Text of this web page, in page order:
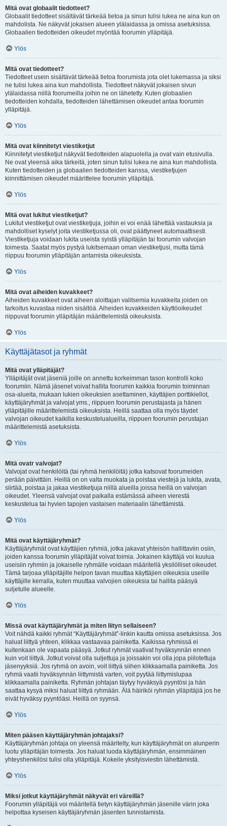
Mitä ovat globaalit tiedotteet?
Globaalit tiedotteet sisältävät tärkeää tietoa ja sinun tulisi lukea ne aina kun on
mahdolista. Ne näkyvät jokaisen alueen ylälaidassa ja omissa asetuksissa.
Globaalien tiedotteiden oikeudet myöntää foorumin ylläpitäjä.
Ylös
Mitä ovat tiedotteet?
Tiedotteet usein sisältävät tärkeää tietoa foorumista jota olet lukemassa ja siksi
ne tulisi lukea aina kun mahdollista. Tiedotteet näkyvät jokaisen sivun
ylälaidassa niillä foorumeilla joihin ne on lähetetty. Kuten globaalien
tiedotteiden kohdalla, tiedotteiden lähettämisen oikeudet antaa foorumin
ylläpitäjä.
Ylös
Mitä ovat kiinnitetyt viestiketjut
Kiinnitetyt viestiketjut näkyvät tiedotteiden alapuolella ja ovat vain etusivulla.
Ne ovat yleensä aika tärkeitä, joten sinun tulisi lukea ne aina kun mahdollista.
Kuten tiedotteiden ja globaalien tiedotteiden kanssa, viestiketjujen
kiinnittämisen oikeudet määrittelee foorumin ylläpitäjä.
Ylös
Mitä ovat lukitut viestiketjut?
Lukitut viestiketjut ovat viestiketjuja, joihin ei voi enää lähettää vastauksia ja
mahdolliset kyselyt joita viestiketjussa oli, ovat päättyneet automaattisesti.
Viestiketjuja voidaan lukita useista syistä ylläpitäjän tai foorumin valvojan
toimesta. Saatat myös pystyä lukitsemaan oman viestiketjusi, mutta tämä
riippuu foorumin ylläpitäjän antamista oikeuksista.
Ylös
Mitä ovat aiheiden kuvakkeet?
Aiheiden kuvakkeet ovat aiheen aloittajan valitsemia kuvakkeita joiden on
tarkoitus kuvastaa niiden sisältöä. Aiheiden kuvakkeiden käyttöoikeudet
riippuvat foorumin ylläpitäjän määrittelemistä oikeuksista.
Ylös
Käyttäjätasot ja ryhmät
Mitä ovat ylläpitäjät?
Ylläpitäjät ovat jäseniä joille on annettu korkeimman tason kontrolli koko
foorumiin. Nämä jäsenet voivat hallita foorumin kaikkia foorumin toiminnan
osa-alueita, mukaan lukien oikeuksien asettaminen, käyttäjien porttikiellot,
käyttäjäryhmät ja valvojat yms., riippuen foorumin perustajasta ja hänen
ylläpitäjille määrittelemistä oikeuksista. Heillä saattaa olla myös täydet
valvojan oikeudet kaikilla keskustelualueilla, riippuen foorumin perustajan
määrittelemistä asetuksista.
Ylös
Mitä ovatr valvojat?
Valvojat ovat henkilöitä (tai ryhmä henkilöitä) jotka katsovat foorumeiden
perään päivittäin. Heillä on on valta muokata ja poistaa viestejä ja lukita, avata,
siirtää, poistaa ja jakaa viestiketjuja niillä alueilla joissa heillä on valvojan
oikeudet. Yleensä valvojat ovat paikalla estämässä aiheen vierestä
keskustelua tai hyvien tapojen vastaisen materiaalin lähettämistä.
Ylös
Mitä ovat käyttäjäryhmät?
Käyttäjäryhmät ovat käyttäjien ryhmiä, jotka jakavat yhteisön hallittaviin osiin,
joiden kanssa foorumin ylläpitäjät voivat toimia. Jokainen käyttäjä voi kuulua
useisiin ryhmiin ja jokaiselle ryhmälle voidaan määritellä yksilölliset oikeudet.
Tämä tarjoaa ylläpitäjille helpon tavan muuttaa käyttäjien oikeuksia useille
käyttäjille kerralla, kuten muuttaa valvojien oikeuksia tai hallita pääsyä
suljetulle alueelle.
Ylös
Missä ovat käyttäjäryhmät ja miten liityn sellaiseen?
Voit nähdä kaikki ryhmät “Käyttäjäryhmät”-linkin kautta omissa asetuksissa. Jos
haluat liittyä yhteen, klikkaa vastaavaa painiketta. Kaikissa ryhmissä ei
kuitenkaan ole vapaata pääsyä. Jotkut ryhmät vaativat hyväksynnän ennen
kuin voit liittyä. Jotkut voivat olla suljettuja ja joissakin voi olla jopa piilotettuja
jäsenyyksiä. Jos ryhmä on avoin, voit liittyä siihen klikkaamalla painiketta. Jos
ryhmä vaatii hyväksynnän liittymistä varten, voit pyytää liittymislupaa
klikkaamalla painiketta. Ryhmän johtajan täytyy hyväksyä pyyntösi ja hän
saattaa kysyä miksi haluat liittyä ryhmään. Älä häiriköi ryhmän ylläpitäjiä jos he
eivät hyväksy pyyntöäsi. Heillä on syynsä.
Ylös
Miten pääsen käyttäjäryhmän johtajaksi?
Käyttäjäryhmän johtaja on yleensä määritelty, kun käyttäjäryhmät on alunperin
luotu ylläpitäjän toimesta. Jos haluat luoda käyttäjäryhmän, ensimmäinen
yhteyshenkilösi tulisi olla ylläpitäjä. Kokeile yksityisviestin lähettämistä.
Ylös
Miksi jotkut käyttäjäryhmät näkyvät eri väreillä?
Foorumin ylläpitäjä voi määritellä tietyn käyttäjäryhmän jäsenille värin joka
helpottaa kyseisen käyttäjäryhmän jäsenten tunnistamista.